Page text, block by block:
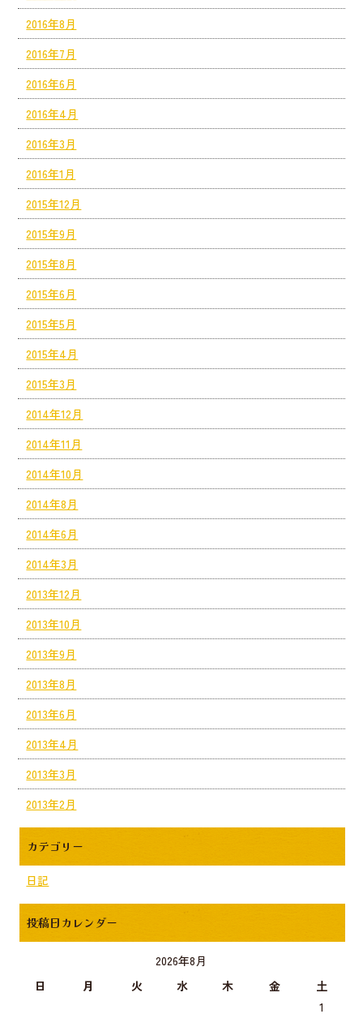
2016年8月
2016年7月
2016年6月
2016年4月
2016年3月
2016年1月
2015年12月
2015年9月
2015年8月
2015年6月
2015年5月
2015年4月
2015年3月
2014年12月
2014年11月
2014年10月
2014年8月
2014年6月
2014年3月
2013年12月
2013年10月
2013年9月
2013年8月
2013年6月
2013年4月
2013年3月
2013年2月
カテゴリー
日記
投稿日カレンダー
2026年8月
日
月 火 水 木 金
土
1